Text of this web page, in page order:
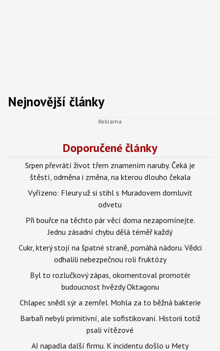
Nejnovější články
Doporučené články
Srpen převrátí život třem znamením naruby. Čeká je
štěstí, odměna i změna, na kterou dlouho čekala
Vyřízeno: Fleury už si stihl s Muradovem domluvit
odvetu
Při bouřce na těchto pár věcí doma nezapomínejte.
Jednu zásadní chybu dělá téměř každý
Cukr, který stojí na špatné straně, pomáhá nádoru. Vědci
odhalili nebezpečnou roli fruktózy
Byl to rozlučkový zápas, okomentoval promotér
budoucnost hvězdy Oktagonu
Chlapec snědl sýr a zemřel. Mohla za to běžná bakterie
Barbaři nebyli primitivní, ale sofistikovaní. Historii totiž
psali vítězové
AI napadla další firmu. K incidentu došlo u Mety